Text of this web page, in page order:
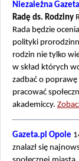
Niezależna
Radę ds. Rodziny
Rada będzie
polityki
rodzin nie tylko
w skład których
zadbać o
pracować
akademiccy.
Gazeta.pl Opole
znalazł się